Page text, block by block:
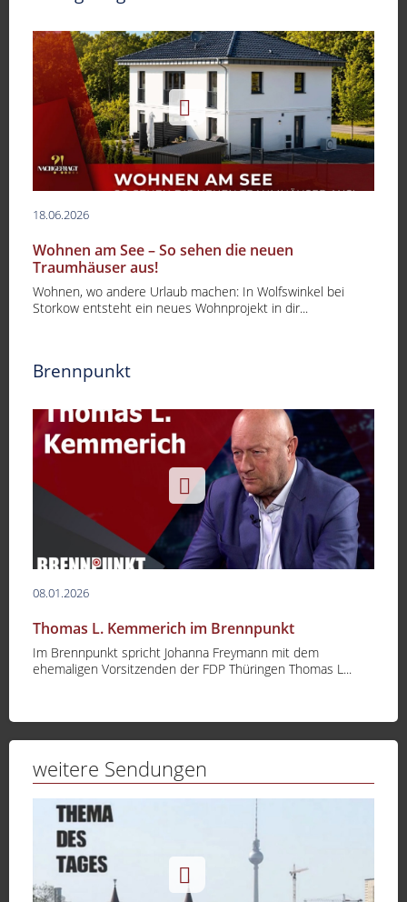
18.06.2026
Wohnen am See – So sehen die neuen
Traumhäuser aus!
Wohnen, wo andere Urlaub machen: In Wolfswinkel bei
Storkow entsteht ein neues Wohnprojekt in dir...
Brennpunkt
08.01.2026
Thomas L. Kemmerich im Brennpunkt
Im Brennpunkt spricht Johanna Freymann mit dem
ehemaligen Vorsitzenden der FDP Thüringen Thomas L...
weitere Sendungen